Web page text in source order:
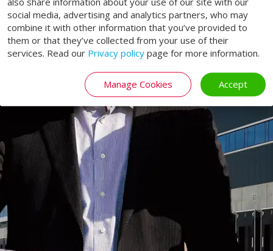
social media, advertising and analytics partners, who may
combine it with other information that you’ve provided to
them or that they’ve collected from your use of their
services. Read our Privacy policy page for more information.
Manage Cookies Accept